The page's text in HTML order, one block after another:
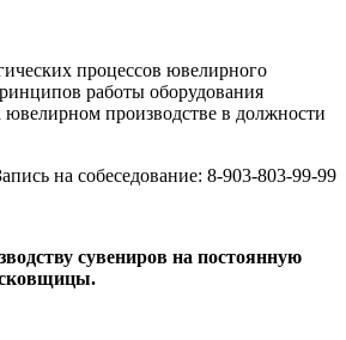
процессов ювелирного
работы оборудования
производстве в должности
на собеседование: 8-903-803-99-99
сувениров на постоянную